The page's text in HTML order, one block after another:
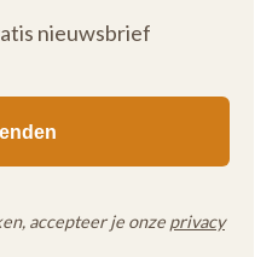
nieuwsbrief
accepteer je onze privacy